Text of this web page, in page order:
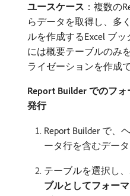
ユースケース ：複数の
らデータを取得し、多
ルを作成するExcel ブッ
には概要テーブルのみ
ライゼーションを作成
Report Builder でのフ
発行
Report Builder で、
ータ行を含むデー
テーブルを選択し
ブルとしてフォー